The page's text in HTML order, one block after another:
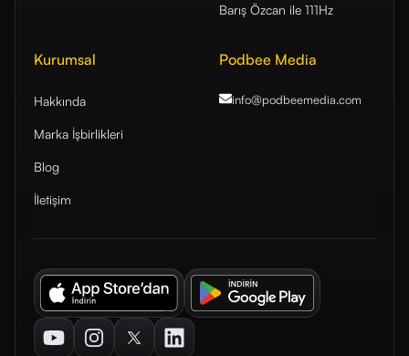
Barış Özcan ile 111Hz
Kurumsal
Hakkında
Marka İşbirlikleri
Blog
İletişim
Podbee Media
info@podbeemedia.com
YoutubeInstagramTwitterLinkedIn